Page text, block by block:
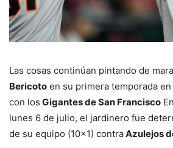
Las cosas continúan pintando de
Bericoto en su primera temporada en
con los Gigantes de San Francisco
lunes 6 de julio, el jardinero fue
de su equipo (10×1) contraAzulejos